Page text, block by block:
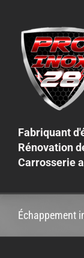
content
Fabriquant
Rénovation
Carrosserie
Échappement